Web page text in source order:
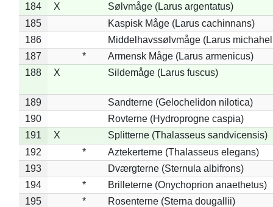
184
X
Sølvmåge (Larus argentatus)
185
Kaspisk Måge (Larus cachinnans)
186
Middelhavssølvmåge (Larus
187
*
Armensk Måge (Larus armenicus)
188
X Sildemåge (Larus fuscus)
189
Sandterne (Gelochelidon nilotica)
190
Rovterne (Hydroprogne caspia)
191
X
Splitterne (Thalasseus sandvicensis)
192
*
Aztekerterne (Thalasseus elegans)
193
Dværgterne (Sternula albifrons)
194
*
Brilleterne (Onychoprion anaethetus)
195
*
Rosenterne (Sterna dougallii)